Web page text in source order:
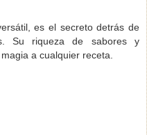
es el secreto detrás de
Su riqueza de sabores y
a cualquier receta.